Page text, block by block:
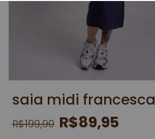
saia midi francesca
R$199,90 R$89,95